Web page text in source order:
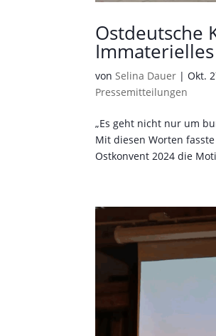
Ostdeutsche
von Selina Dauer |Okt.
Pressemitteilungen
„Es geht nicht nur um
Mit diesen Worten
Ostkonvent 2024 die